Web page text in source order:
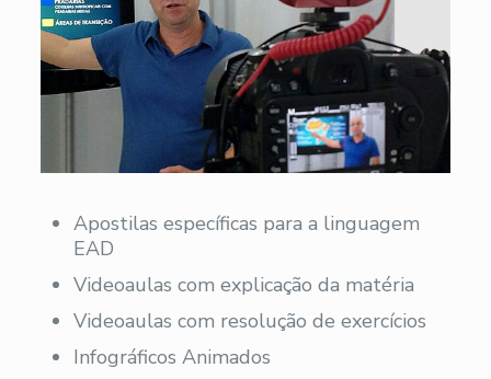
Apostilas específicas para a linguagem
EAD
Videoaulas com explicação da matéria
Videoaulas com resolução de exercícios
Infográficos Animados